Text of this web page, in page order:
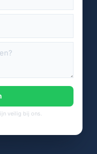
veilig bij ons.